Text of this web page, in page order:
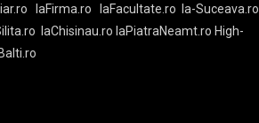
laFirma.ro laFacultate.ro
la-Suceava.ro
laChisinau.ro laPiatraNeamt.ro High-